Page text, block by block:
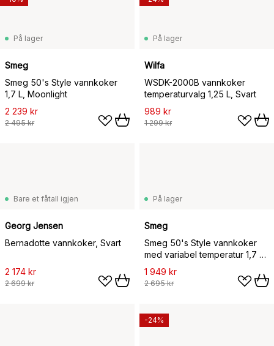
På lager
Smeg
Smeg 50's Style vannkoker
1,7 L, Moonlight
2 239 kr
2 495 kr
På lager
Wilfa
WSDK-2000B vannkoker
temperaturvalg 1,25 L, Svart
989 kr
1 299 kr
Bare et fåtall igjen
Georg Jensen
Bernadotte vannkoker, Svart
2 174 kr
2 699 kr
På lager
Smeg
Smeg 50's Style vannkoker
med variabel temperatur 1,7 L,
Krom
1 949 kr
2 695 kr
-24%